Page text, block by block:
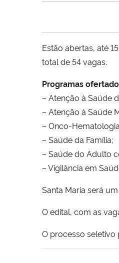
Estão abertas, até
total de 54 vagas.
Programas
– Atenção à Saúde
– Atenção à Saúde
– Onco-
– Saúde da Família;
– Saúde do Adulto
– Vigilância em
Santa Maria será
O edital, com as
O processo seletivo